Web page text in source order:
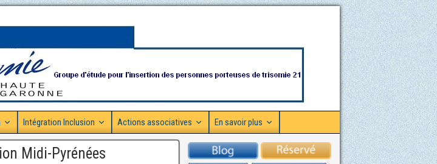
Intégration Inclusion Actions associatives En savoir plus
Midi-Pyrénées